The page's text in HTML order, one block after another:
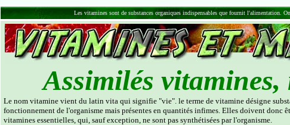
Les vitamines sont de substances organiques indispensables que fournit l'alimentation.
Assimilés
Le nom vitamine vient du latin vita qui signifie "vie". le terme de vitamine désigne
fonctionnement de l'organisme mais présentes en quantités infimes. Elles doivent donc
vitamines essentielles, qui, sauf exception, ne sont pas synthétisées par l'organisme.